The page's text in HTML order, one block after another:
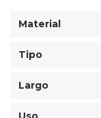
Material
Tipo
Largo